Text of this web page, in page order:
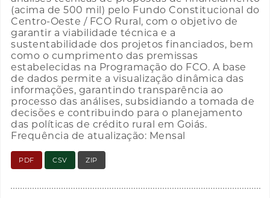
(acima de 500 mil) pelo Fundo Constitucional do
Centro-Oeste / FCO Rural, com o objetivo de
garantir a viabilidade técnica e a
sustentabilidade dos projetos financiados, bem
como o cumprimento das premissas
estabelecidas na Programação do FCO. A base
de dados permite a visualização dinâmica das
informações, garantindo transparência ao
processo das análises, subsidiando a tomada de
decisões e contribuindo para o planejamento
das políticas de crédito rural em Goiás.
Frequência de atualização: Mensal
PDF CSV ZIP